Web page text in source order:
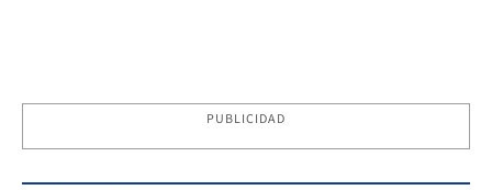
PUBLICIDAD